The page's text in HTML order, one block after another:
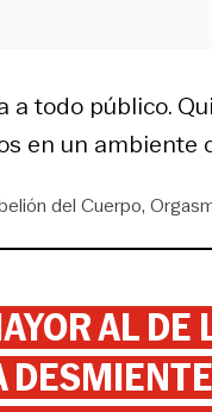
todo público.
en un ambiente
del Cuerpo
AL DE